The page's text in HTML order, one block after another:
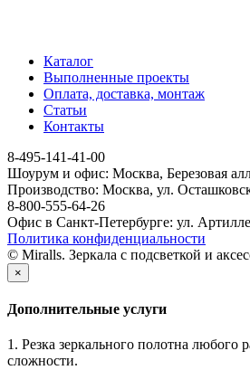
Каталог
Выполненные проекты
Оплата, доставка, монтаж
Статьи
Контакты
8-495-141-41-00
Шоурум и офис: Москва, Березовая
Производство: Москва, ул.
8-800-555-64-26
Офис в Санкт-Петербурге: ул.
Политика конфиденциальности
© Miralls. Зеркала с подсветкой и
×
Дополнительные услуги
1. Резка зеркального полотна любого
сложности.